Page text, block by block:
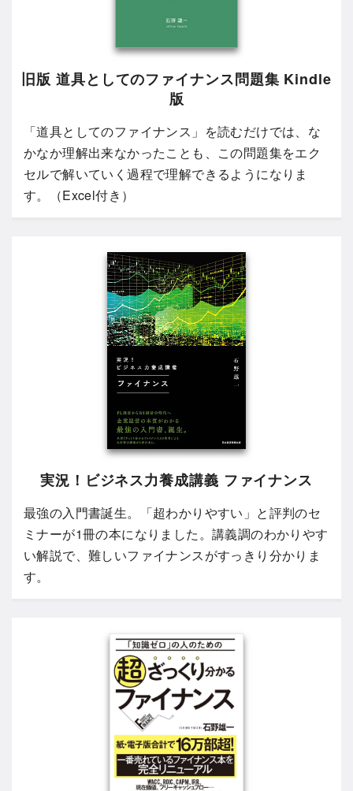
旧版 道具としてのファイナンス問題集 Kindle
版
「道具としてのファイナンス」を読むだけでは、な
かなか理解出来なかったことも、この問題集をエク
セルで解いていく過程で理解できるようになりま
す。（Excel付き）
実況！ビジネス力養成講義 ファイナンス
最強の入門書誕生。「超わかりやすい」と評判のセ
ミナーが1冊の本になりました。講義調のわかりやす
い解説で、難しいファイナンスがすっきり分かりま
す。